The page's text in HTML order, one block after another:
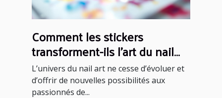
Comment les stickers
transforment-ils l'art du nail
art ?
L’univers du nail art ne cesse d’évoluer et
d’offrir de nouvelles possibilités aux
passionnés de...